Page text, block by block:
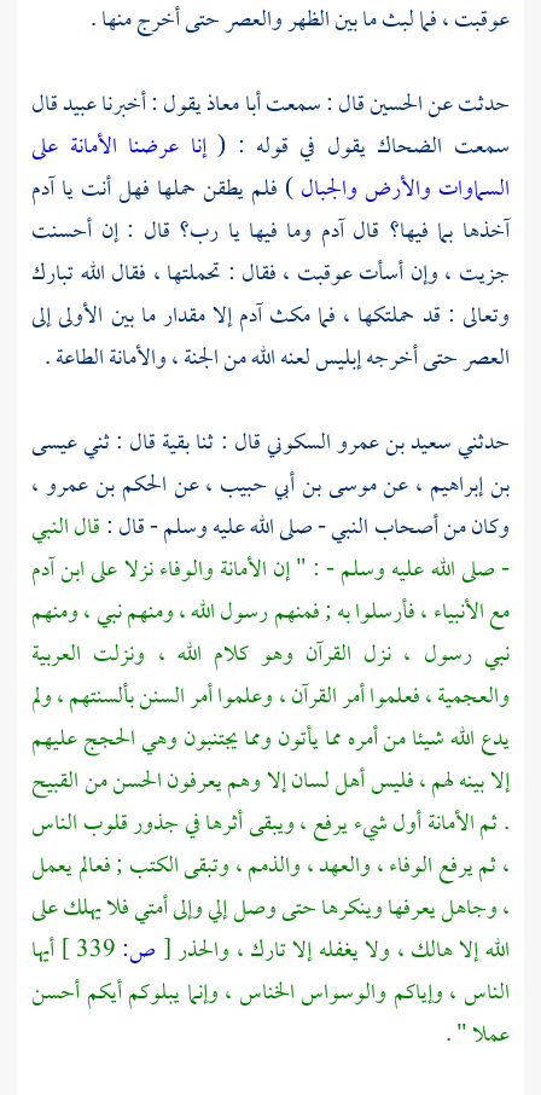
عوقبت ، فما لبث ما بين الظهر والعصر حتى أخرج منها .
حدثت عنالحسينقال : سمعتأبا معاذيقول : أخبرناعبيدقال
سمعت الضحاكيقول في قوله : (إنا عرضنا الأمانة على
السماوات والأرض والجبال) فلم يطقن حملها فهل أنت ياآدم
آخذها بما فيها؟ قالآدم وما فيها يا رب؟ قال : إن أحسنت
جزيت ، وإن أسأت عوقبت ، فقال : تحملتها ، فقال الله تبارك
وتعالى : قد حملتكها ، فما مكثآدمإلا مقدار ما بين الأولى إلى
العصر حتى أخرجه إبليس لعنه الله من الجنة ، والأمانة الطاعة .
حدثنيسعيد بن عمرو السكونيقال : ثنابقيةقال : ثنيعيسى
بن إبراهيم ،عنموسى بن أبي حبيب ،عنالحكم بن عمرو ،
وكان من أصحاب النبي - صلى الله عليه وسلم - قال :قال النبي
- صلى الله عليه وسلم - : " إن الأمانة والوفاء نزلا على ابن آدم
مع الأنبياء ، فأرسلوا به ; فمنهم رسول الله ، ومنهم نبي ، ومنهم
نبي رسول ، نزل القرآن وهو كلام الله ، ونزلت العربية
والعجمية ، فعلموا أمر القرآن ، وعلموا أمر السنن بألسنتهم ، ولم
يدع الله شيئا من أمره مما يأتون ومما يجتنبون وهي الحجج عليهم
إلا بينه لهم ، فليس أهل لسان إلا وهم يعرفون الحسن من القبيح
. ثم الأمانة أول شيء يرفع ، ويبقى أثرها في جذور قلوب الناس
، ثم يرفع الوفاء ، والعهد ، والذمم ، وتبقى الكتب ; فعالم يعمل
، وجاهل يعرفها وينكرها حتى وصل إلي وإلى أمتي فلا يهلك على
الله إلا هالك ، ولا يغفله إلا تارك ، والحذر[ص:
أيها
الناس ، وإياكم والوسواس الخناس ، وإنما يبلوكم أيكم أحسن
عملا " .